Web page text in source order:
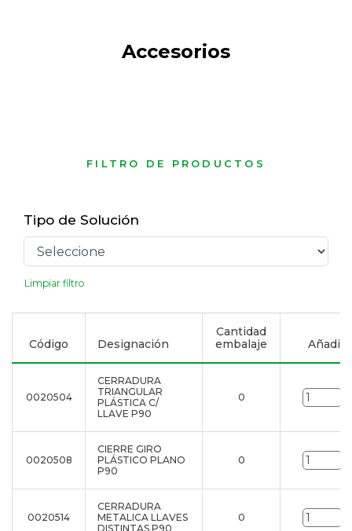
Accesorios
FILTRO DE PRODUCTOS
Tipo de Solución
Limpiar filtro
Código Designación
Cantidad
embalaje
Añadir
0020504
CERRADURA
TRIANGULAR
PLÁSTICA C/
LLAVE P90
0
0020508
CIERRE GIRO
PLÁSTICO PLANO
P90
0
0020514
CERRADURA
METALICA LLAVES
DISTINTAS P90
0